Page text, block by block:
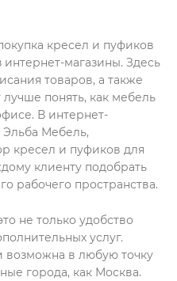
кресел и пуфиков
интернет-магазины. Здесь
товаров, а также
понять, как мебель
В интернет-
Эльба Мебель,
кресел и пуфиков для
клиенту подобрать
рабочего пространства.
не только удобство
услуг.
возможна в любую точку
города, как Москва.